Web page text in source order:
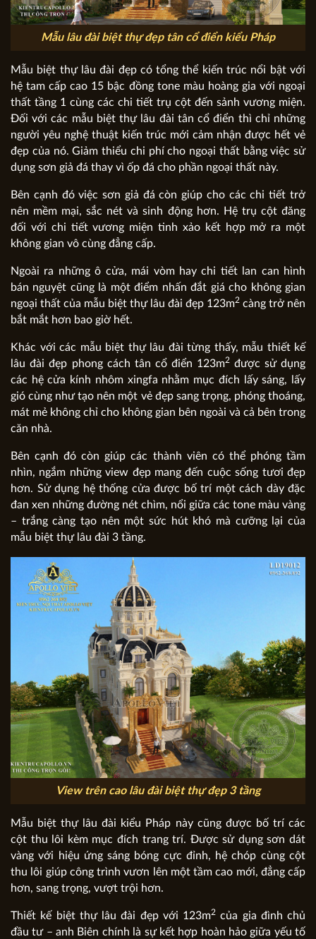
Mẫu lâu đài biệt thự đẹp tân cổ điển kiểu Pháp
Mẫu biệt thự lâu đài đẹp có tổng thể kiến trúc nổi bật với
hệ tam cấp cao 15 bậc đồng tone màu hoàng gia với ngoại
thất tầng 1 cùng các chi tiết trụ cột đến sảnh vương miện.
Đối với các mẫu biệt thự lâu đài tân cổ điển thì chỉ những
người yêu nghệ thuật kiến trúc mới cảm nhận được hết vẻ
đẹp của nó. Giảm thiểu chi phí cho ngoại thất bằng việc sử
dụng sơn giả đá thay vì ốp đá cho phần ngoại thất này.
Bên cạnh đó việc sơn giả đá còn giúp cho các chi tiết trở
nên mềm mại, sắc nét và sinh động hơn. Hệ trụ cột đăng
đối với chi tiết vương miện tinh xảo kết hợp mở ra một
không gian vô cùng đẳng cấp.
Ngoài ra những ô cửa, mái vòm hay chi tiết lan can hình
bán nguyệt cũng là một điểm nhấn đắt giá cho không gian
ngoại thất của mẫu biệt thự lâu đài đẹp 123m2 càng trở nên
bắt mắt hơn bao giờ hết.
Khác với các mẫu biệt thự lâu đài từng thấy, mẫu thiết kế
lâu đài đẹp phong cách tân cổ điển 123m2 được sử dụng
các hệ cửa kính nhôm xingfa nhằm mục đích lấy sáng, lấy
gió cùng như tạo nên một vẻ đẹp sang trọng, phóng thoáng,
mát mẻ không chỉ cho không gian bên ngoài và cả bên trong
căn nhà.
Bên cạnh đó còn giúp các thành viên có thể phóng tầm
nhìn, ngắm những view đẹp mang đến cuộc sống tươi đẹp
hơn. Sử dụng hệ thống cửa được bố trí một cách dày đặc
đan xen những đường nét chìm, nổi giữa các tone màu vàng
– trắng càng tạo nên một sức hút khó mà cưỡng lại của
mẫu biệt thự lâu đài 3 tầng.
View trên cao lâu đài biệt thự đẹp 3 tầng
Mẫu biệt thự lâu đài kiểu Pháp này cũng được bố trí các
cột thu lôi kèm mục đích trang trí. Được sử dụng sơn dát
vàng với hiệu ứng sáng bóng cực đỉnh, hệ chóp cùng cột
thu lôi giúp công trình vươn lên một tầm cao mới, đẳng cấp
hơn, sang trọng, vượt trội hơn.
Thiết kế biệt thự lâu đài đẹp với 123m2 của gia đình chủ
đầu tư – anh Biên chính là sự kết hợp hoàn hảo giữa yếu tố